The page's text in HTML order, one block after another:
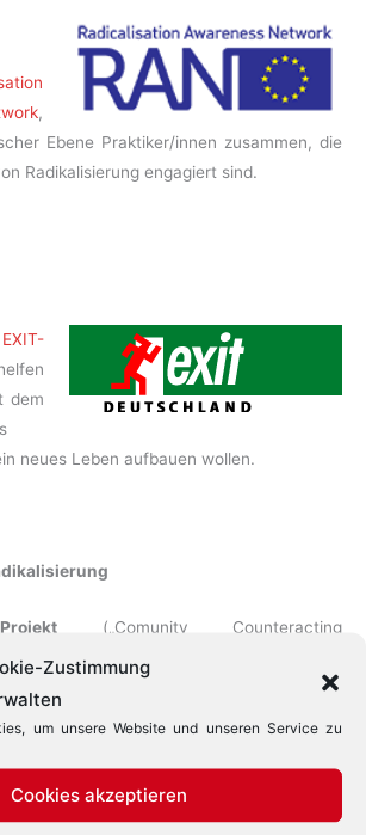
Zustimmung
um unsere Website und unseren Service zu
Cookies akzeptieren
,
Ebene Praktiker/innen zusammen, die
Radikalisierung engagiert sind.
EXIT-
dem
neues Leben aufbauen wollen.
(„Comunity Counteracting
2015 – 2017 eine zweijährige ERASMUS+-
der Präventionsstrategien gegen eine
und getest wurden. Die Strategien
Ansatz, der auf dem Einbezug des
dieser jungen Menschen basierte.